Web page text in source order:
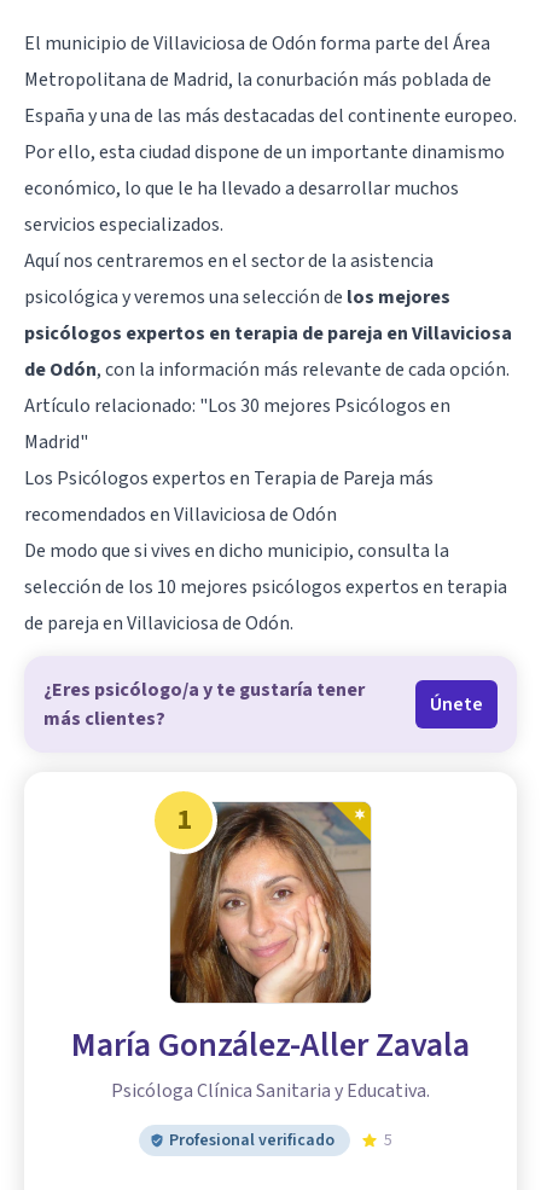
El municipio de Villaviciosa de Odón forma parte del Área
Metropolitana de Madrid, la conurbación más poblada de
España y una de las más destacadas del continente europeo.
Por ello, esta ciudad dispone de un importante dinamismo
económico, lo que le ha llevado a desarrollar muchos
servicios especializados.
Aquí nos centraremos en el sector de la asistencia
psicológica y veremos una selección de los mejores
psicólogos expertos en terapia de pareja en Villaviciosa
de Odón, con la información más relevante de cada opción.
Artículo relacionado: "Los 30 mejores Psicólogos en
Madrid"
Los Psicólogos expertos en Terapia de Pareja más
recomendados en Villaviciosa de Odón
De modo que si vives en dicho municipio, consulta la
selección de los 10 mejores psicólogos expertos en terapia
de pareja en Villaviciosa de Odón.
¿Eres psicólogo/a y te gustaría tener
más clientes?
Únete
1
María González-Aller Zavala
Psicóloga Clínica Sanitaria y Educativa.
Profesional verificado 5